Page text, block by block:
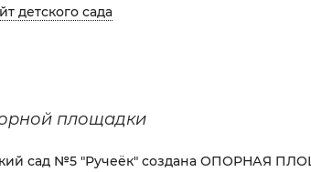
детского сада
площадки
сад №5 "Ручеёк" создана ОПОРНАЯ